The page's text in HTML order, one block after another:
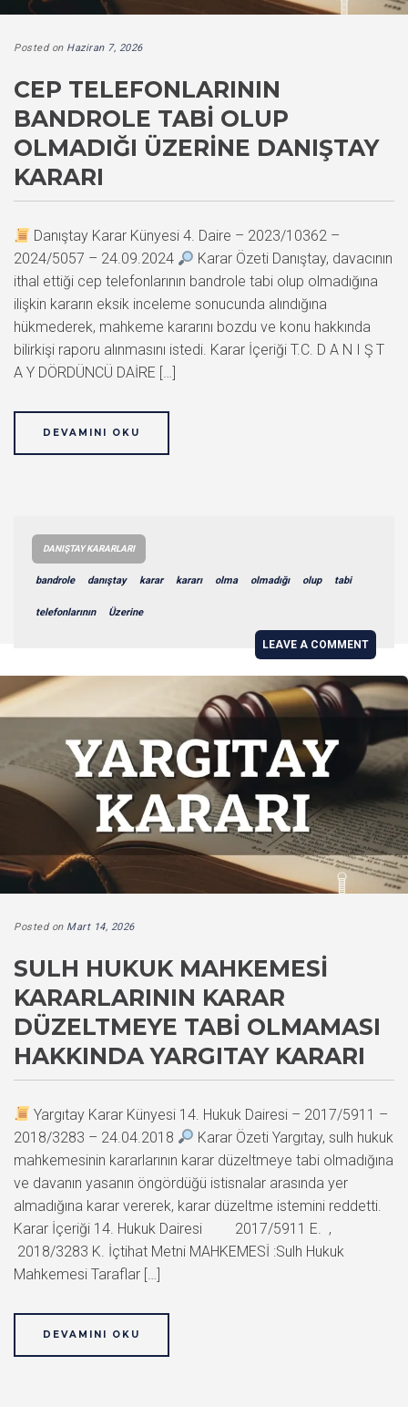
Posted on Haziran 7, 2026
CEP TELEFONLARININ
BANDROLE TABI OLUP
OLMADIĞI ÜZERINE DANIŞTAY
KARARI
Danıştay Karar Künyesi 4. Daire – 2023/10362 –
2024/5057 – 24.09.2024
Karar Özeti Danıştay, davacının
ithal ettiği cep telefonlarının bandrole tabi olup olmadığına
ilişkin kararın eksik inceleme sonucunda alındığına
hükmederek, mahkeme kararını bozdu ve konu hakkında
bilirkişi raporu alınmasını istedi. Karar İçeriği T.C. D A N I Ş T
A Y DÖRDÜNCÜ DAİRE […]
DEVAMINI OKU
DANIŞTAY KARARLARI
bandrole danıştay karar kararı olma olmadığı olup tabi
telefonlarının Üzerine
LEAVE A COMMENT
Posted on Mart 14, 2026
SULH HUKUK MAHKEMESI
KARARLARININ KARAR
DÜZELTMEYE TABI OLMAMASI
HAKKINDA YARGITAY KARARI
Yargıtay Karar Künyesi 14. Hukuk Dairesi – 2017/5911 –
2018/3283 – 24.04.2018
Karar Özeti Yargıtay, sulh hukuk
mahkemesinin kararlarının karar düzeltmeye tabi olmadığına
ve davanın yasanın öngördüğü istisnalar arasında yer
almadığına karar vererek, karar düzeltme istemini reddetti.
Karar İçeriği 14. Hukuk Dairesi 2017/5911 E. ,
2018/3283 K. İçtihat Metni MAHKEMESİ :Sulh Hukuk
Mahkemesi Taraflar […]
DEVAMINI OKU